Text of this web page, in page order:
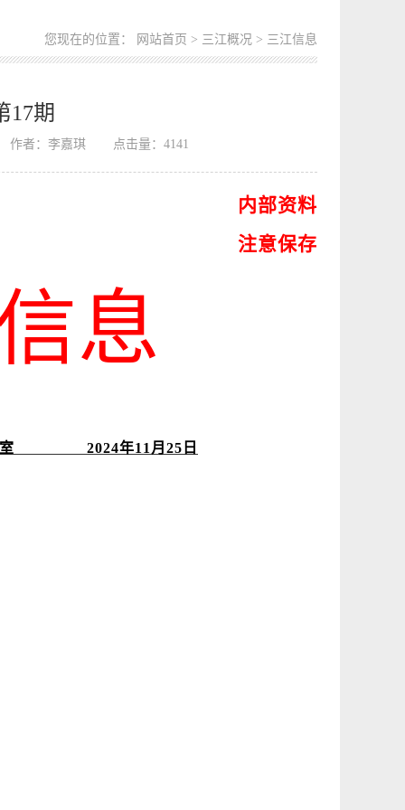
您现在的位置： 网站首页 > 三江概况 > 三江信息
17期
作者：李嘉琪 点击量： 4141
内部资料
注意保存
息
公室 2024年11月25日